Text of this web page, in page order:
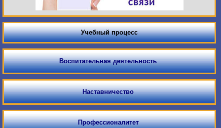
Учебный процесс
Воспитательная деятельность
Наставничество
Профессионалитет